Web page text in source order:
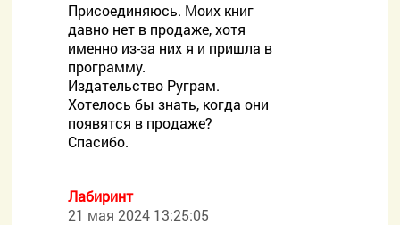
Присоединяюсь. Моих книг
давно нет в продаже, хотя
именно из-за них я и пришла в
программу.
Издательство Руграм.
Хотелось бы знать, когда они
появятся в продаже?
Спасибо.
Лабиринт
21 мая 2024 13:25:05